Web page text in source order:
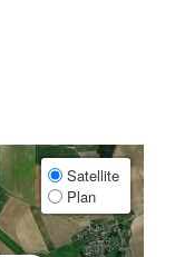
Satellite
Plan